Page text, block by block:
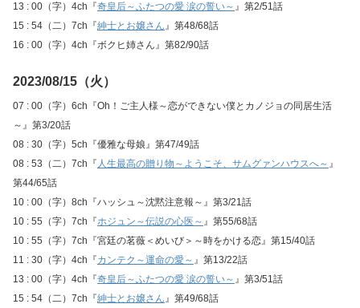
13 : 00（字）4ch『奇皇后～ふたつの愛 涙の誓い～ 』第2/51話
15 : 54（二）7ch『紳士とお嬢さん』第48/68話
16 : 00（字）4ch『ボクヒ姉さん』第82/90話
2023/08/15（火）
07 : 00（字）6ch『Oh！ご主人様～恋ができない僕とカノジョの同居生活
～』第3/20話
08 : 30（字）5ch『優雅な母娘』第47/49話
08 : 53（二）7ch『 人生最高の贈り物～ようこそ、サムグァンハウスへ～ 』
第44/65話
10 : 00（字）8ch『ハッシュ～沈黙注意報～』第3/21話
10 : 55（字）7ch『ホジュン～伝説の心医～ 』第55/68話
10 : 55（字）7ch『宮廷の茗薇＜めいび＞～時をかける恋』第15/40話
11 : 30（字）4ch『カンテク～運命の愛～ 』第13/22話
13 : 00（字）4ch『奇皇后～ふたつの愛 涙の誓い～ 』第3/51話
15 : 54（二）7ch『紳士とお嬢さん』第49/68話